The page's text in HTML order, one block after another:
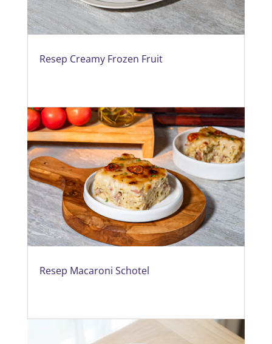
Resep Creamy Frozen Fruit
Resep Macaroni Schotel